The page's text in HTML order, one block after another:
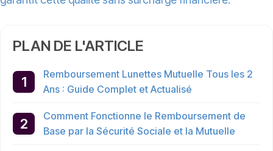
PLAN DE L'ARTICLE
Remboursement Lunettes Mutuelle Tous les 2
Ans : Guide Complet et Actualisé
Comment Fonctionne le Remboursement de
Base par la Sécurité Sociale et la Mutuelle